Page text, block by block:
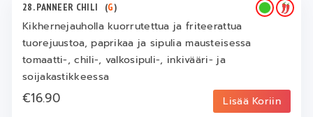
28. PANNEER CHILI (G)
Kikhernejauholla kuorrutettua ja friteerattua
tuorejuustoa, paprikaa ja sipulia mausteisessa
tomaatti-, chili-, valkosipuli-, inkivääri- ja
soijakastikkeessa
€16.90 Lisää Koriin